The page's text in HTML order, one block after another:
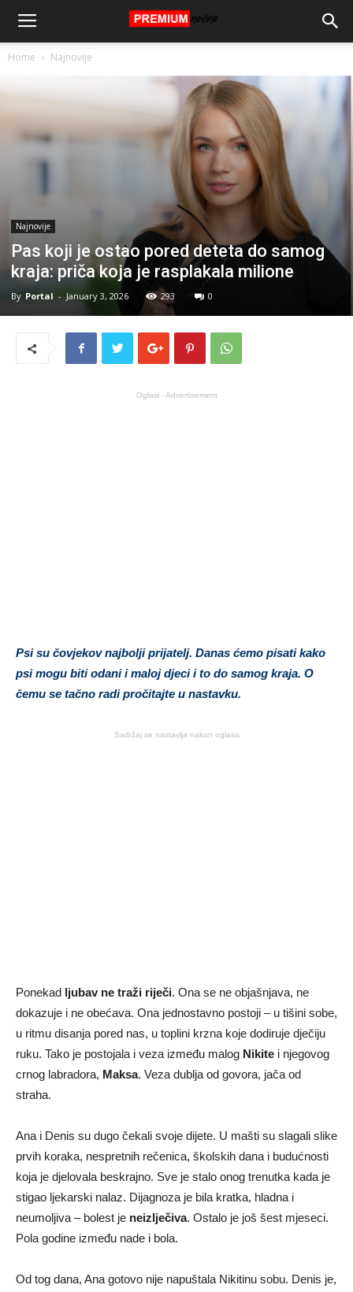
Home Najnovije
Najnovije
Pas koji je ostao pored deteta do samog
kraja: priča koja je rasplakala milione
By Portal - January 3, 2026 293 0
Oglasi - Advertisement
Psi su čovjekov najbolji prijatelj. Danas ćemo pisati kako
psi mogu biti odani i maloj djeci i to do samog kraja. O
čemu se tačno radi pročitajte u nastavku.
Sadržaj se nastavlja nakon oglasa
Ponekad ljubav ne traži riječi. Ona se ne objašnjava, ne
dokazuje i ne obećava. Ona jednostavno postoji – u tišini sobe,
u ritmu disanja pored nas, u toplini krzna koje dodiruje dječiju
ruku. Tako je postojala i veza između malog Nikite i njegovog
crnog labradora, Maksa. Veza dublja od govora, jača od
straha.
Ana i Denis su dugo čekali svoje dijete. U mašti su slagali slike
prvih koraka, nespretnih rečenica, školskih dana i budućnosti
koja je djelovala beskrajno. Sve je stalo onog trenutka kada je
stigao ljekarski nalaz. Dijagnoza je bila kratka, hladna i
neumoljiva – bolest je neizlječiva. Ostalo je još šest mjeseci.
Pola godine između nade i bola.
Od tog dana, Ana gotovo nije napuštala Nikitinu sobu. Denis je,